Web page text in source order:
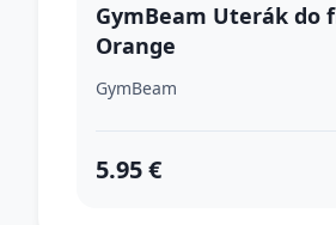
GymBeam Uterák do
Orange
GymBeam
5.95 €